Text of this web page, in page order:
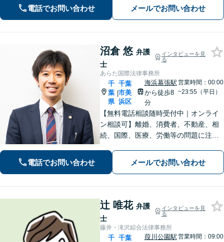
方や交渉の進め方には自信がありま
す。調停もお任せください。
電話でお問い合わせ メールでお問い合わせ
沼倉 悠 弁護
士
インタビューを見
る
あらた国際法律事務所
千
葉
県
|
千葉
市美
浜区
海浜幕張駅
から徒歩8
分
営業時間：00:00
~23:55（平日）
【無料電話相談随時受付中｜オンライ
ン相談可】離婚、消費者、不動産、相
続、国際、医療、労働等の問題に注力
した。相談者・依頼者に寄り添った対
応を心がけ、他事務所で難しいと言わ
電話でお問い合わせ メールでお問い合わせ
辻 唯花 弁護
士
インタビューを見
る
藤井・滝沢綜合法律事務所
千 千葉
葭川公園駅 営業時間：09:00